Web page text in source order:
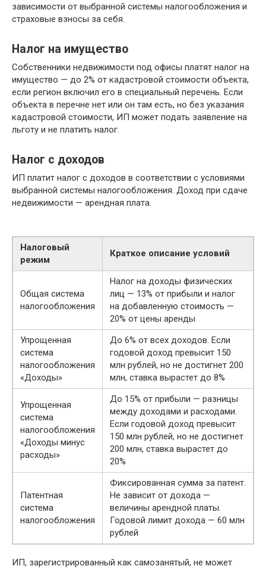
зависимости от выбранной системы налогообложения и
страховые взносы за себя.
Налог на имущество
Собственники недвижимости под офисы платят налог на
имущество — до 2% от кадастровой стоимости объекта,
если регион включил его в специальный перечень. Если
объекта в перечне нет или он там есть, но без указания
кадастровой стоимости, ИП может подать заявление на
льготу и не платить налог.
Налог с доходов
ИП платит налог с доходов в соответствии с условиями
выбранной системы налогообложения. Доход при сдаче
недвижимости — арендная плата.
Налоговый
режим
Краткое описание условий
Общая система
налогообложения
Налог на доходы физических
лиц — 13% от прибыли и налог
на добавленную стоимость —
20% от цены аренды
Упрощенная
система
налогообложения
«Доходы»
До 6% от всех доходов. Если
годовой доход превысит 150
млн рублей, но не достигнет 200
млн, ставка вырастет до 8%
Упрощенная
система
налогообложения
«Доходы минус
расходы»
До 15% от прибыли — разницы
между доходами и расходами.
Если годовой доход превысит
150 млн рублей, но не достигнет
200 млн, ставка вырастет до
20%
Патентная
система
налогообложения
Фиксированная сумма за патент.
Не зависит от дохода —
величины арендной платы.
Годовой лимит дохода — 60 млн
рублей
ИП, зарегистрированный как самозанятый, не может